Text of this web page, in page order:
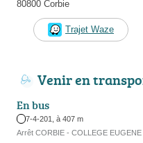
80800 Corbie
Trajet Waze
Venir en
En bus
7-4-201, à 407 m
Arrêt CORBIE - COLLEGE